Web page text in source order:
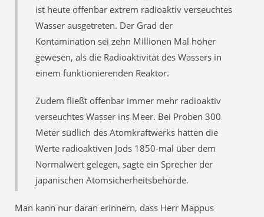
ist heute offenbar extrem radioaktiv verseuchtes
Wasser ausgetreten. Der Grad der
Kontamination sei zehn Millionen Mal höher
gewesen, als die Radioaktivität des Wassers in
einem funktionierenden Reaktor.
Zudem fließt offenbar immer mehr radioaktiv
verseuchtes Wasser ins Meer. Bei Proben 300
Meter südlich des Atomkraftwerks hätten die
Werte radioaktiven Jods 1850-mal über dem
Normalwert gelegen, sagte ein Sprecher der
japanischen Atomsicherheitsbehörde.
Man kann nur daran erinnern, dass Herr Mappus